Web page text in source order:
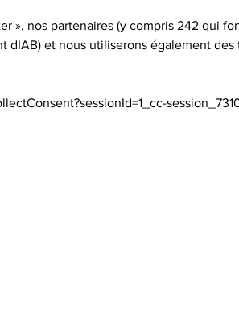
», nos partenaires (y compris 242 qui
dIAB) et nous utiliserons également des